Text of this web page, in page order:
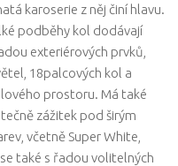
karoserie z něj činí hlavu.
podběhy kol dodávají
exteriérových prvků,
18palcových kol a
prostoru. Má také
zážitek pod širým
včetně Super White,
také s řadou volitelných